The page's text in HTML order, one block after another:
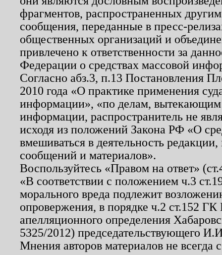
фрагментов, распространенных
сообщения, переданные в пресс-
общественных организаций и
привлечено к ответственности за
Федерации о средствах массовой
Согласно абз.3, п.13 Постановления
2010 года «О практике применения
информации», «по делам, вытекающим
информации, распространитель не
исходя из положений Закона РФ «О
вмешиваться в деятельность
сообщений и материалов».
Воспользуйтесь «Правом на ответ»
«В соответствии с положением ч.3
морального вреда подлежит
опровержения, в порядке ч.2 ст.152
апелляционного определения
5325/2012) председательствующего
Мнения авторов материалов не